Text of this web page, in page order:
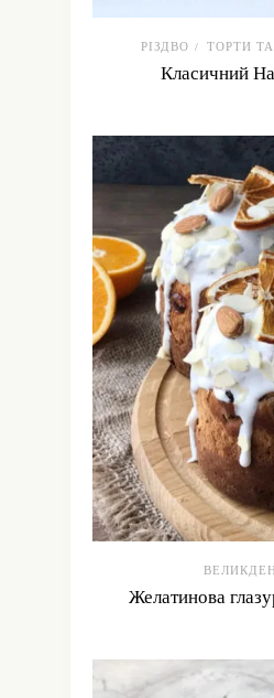
РІЗДВО / ТОРТИ
Класичний
Желатинова